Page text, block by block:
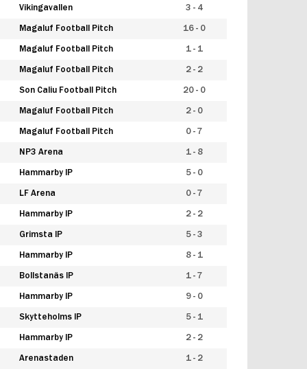
Vikingavallen 3 - 4
Magaluf Football Pitch 16 - 0
Magaluf Football Pitch 1 - 1
Magaluf Football Pitch 2 - 2
Son Caliu Football Pitch 20 - 0
Magaluf Football Pitch 2 - 0
Magaluf Football Pitch 0 - 7
NP3 Arena 1 - 8
Hammarby IP 5 - 0
LF Arena 0 - 7
Hammarby IP 2 - 2
Grimsta IP 5 - 3
Hammarby IP 8 - 1
Bollstanäs IP 1 - 7
Hammarby IP 9 - 0
Skytteholms IP 5 - 1
Hammarby IP 2 - 2
Arenastaden 1 - 2